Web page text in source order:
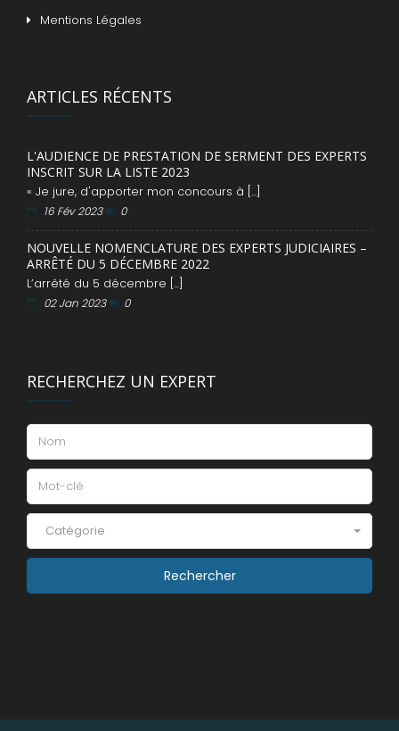
Mentions Légales
ARTICLES RÉCENTS
L'AUDIENCE DE PRESTATION DE SERMENT DES EXPERTS
INSCRIT SUR LA LISTE 2023
« Je jure, d'apporter mon concours à [...]
16 Fév 2023 0
NOUVELLE NOMENCLATURE DES EXPERTS JUDICIAIRES –
ARRÊTÉ DU 5 DÉCEMBRE 2022
L’arrêté du 5 décembre [...]
02 Jan 2023 0
RECHERCHEZ UN EXPERT
Catégorie